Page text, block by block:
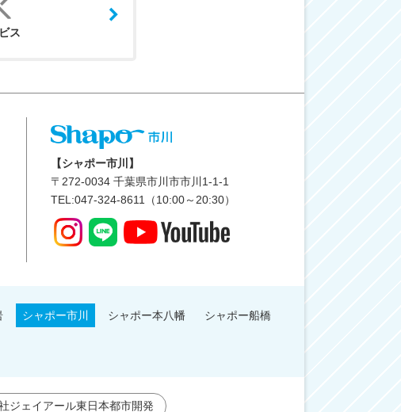
ス
【シャポー市川】
〒 272-0034 千葉県市川市市川1-1-1
TEL:047-324-8611（10:00～20:30）
シャポー市川 シャポー本八幡 シャポー船橋
ジェイアール東日本都市開発